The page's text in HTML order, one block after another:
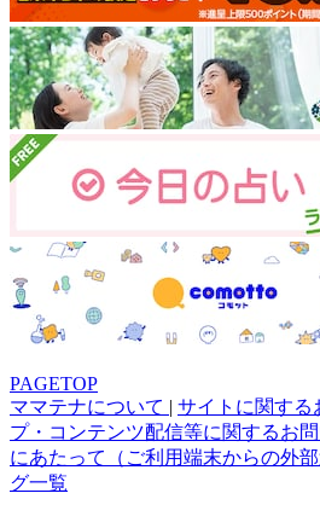
PAGETOP
ママテナについて | サイトに関する
プ・コンテンツ配信等に関するお
にあたって（ご利用端末からの外
グ一覧